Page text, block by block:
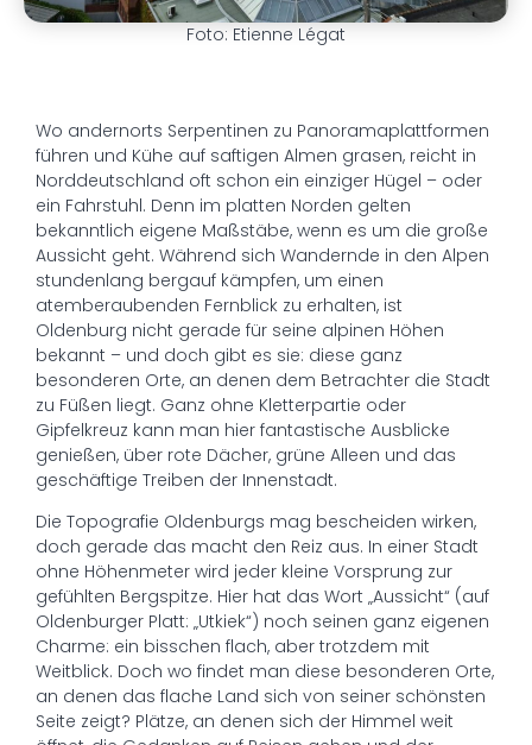
Foto: Etienne Légat
Wo andernorts Serpentinen zu Panoramaplattformen
führen und Kühe auf saftigen Almen grasen, reicht in
Norddeutschland oft schon ein einziger Hügel – oder
ein Fahrstuhl. Denn im platten Norden gelten
bekanntlich eigene Maßstäbe, wenn es um die große
Aussicht geht. Während sich Wandernde in den Alpen
stundenlang bergauf kämpfen, um einen
atemberaubenden Fernblick zu erhalten, ist
Oldenburg nicht gerade für seine alpinen Höhen
bekannt – und doch gibt es sie: diese ganz
besonderen Orte, an denen dem Betrachter die Stadt
zu Füßen liegt. Ganz ohne Kletterpartie oder
Gipfelkreuz kann man hier fantastische Ausblicke
genießen, über rote Dächer, grüne Alleen und das
geschäftige Treiben der Innenstadt.
Die Topografie Oldenburgs mag bescheiden wirken,
doch gerade das macht den Reiz aus. In einer Stadt
ohne Höhenmeter wird jeder kleine Vorsprung zur
gefühlten Bergspitze. Hier hat das Wort „Aussicht“ (auf
Oldenburger Platt: „Utkiek“) noch seinen ganz eigenen
Charme: ein bisschen flach, aber trotzdem mit
Weitblick. Doch wo findet man diese besonderen Orte,
an denen das flache Land sich von seiner schönsten
Seite zeigt? Plätze, an denen sich der Himmel weit